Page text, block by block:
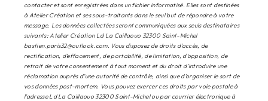
contacter et sont enregistrées dans un fichier informatisé. Elles sont destinées
à Atelier Création et ses sous-traitants dans le seul but de répondre à votre
message. Les données collectées seront communiquées aux seuls destinataires
suivants: Atelier Création Ld La Caillaouo 32300 Saint-Michel
bastien.paris32@outlook.com. Vous disposez de droits d’accès, de
rectification, d’effacement, de portabilité, de limitation, d’opposition, de
retrait de votre consentement à tout moment et du droit d’introduire une
réclamation auprès d’une autorité de contrôle, ainsi que d’organiser le sort de
vos données post-mortem. Vous pouvez exercer ces droits par voie postale à
l'adresse Ld La Caillaouo 32300 Saint-Michel ou par courrier électronique à